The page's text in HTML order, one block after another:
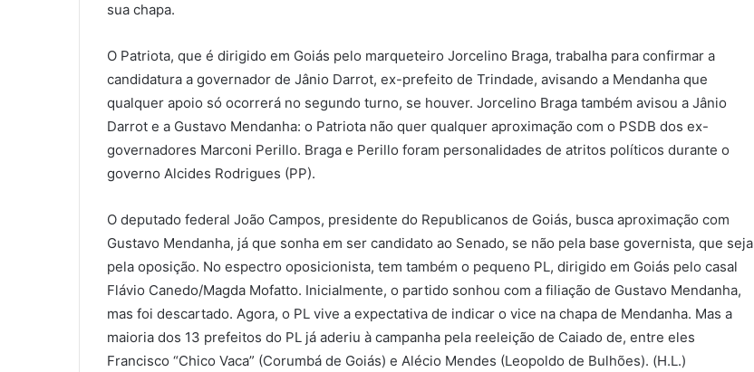
sua chapa.
O Patriota, que é dirigido em Goiás pelo marqueteiro Jorcelino Braga, trabalha para confirmar a
candidatura a governador de Jânio Darrot, ex-prefeito de Trindade, avisando a Mendanha que
qualquer apoio só ocorrerá no segundo turno, se houver. Jorcelino Braga também avisou a Jânio
Darrot e a Gustavo Mendanha: o Patriota não quer qualquer aproximação com o PSDB dos ex-
governadores Marconi Perillo. Braga e Perillo foram personalidades de atritos políticos durante o
governo Alcides Rodrigues (PP).
O deputado federal João Campos, presidente do Republicanos de Goiás, busca aproximação com
Gustavo Mendanha, já que sonha em ser candidato ao Senado, se não pela base governista, que seja
pela oposição. No espectro oposicionista, tem também o pequeno PL, dirigido em Goiás pelo casal
Flávio Canedo/Magda Mofatto. Inicialmente, o partido sonhou com a filiação de Gustavo Mendanha,
mas foi descartado. Agora, o PL vive a expectativa de indicar o vice na chapa de Mendanha. Mas a
maioria dos 13 prefeitos do PL já aderiu à campanha pela reeleição de Caiado de, entre eles
Francisco “Chico Vaca” (Corumbá de Goiás) e Alécio Mendes (Leopoldo de Bulhões). (H.L.)